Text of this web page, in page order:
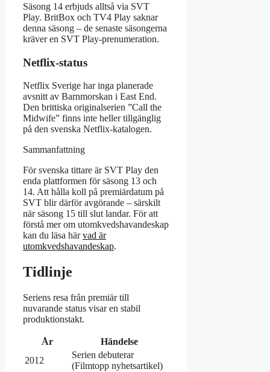
Säsong 14 erbjuds alltså via SVT
Play. BritBox och TV4 Play saknar
denna säsong – de senaste säsongerna
kräver en SVT Play-prenumeration.
Netflix-status
Netflix Sverige har inga planerade
avsnitt av Barnmorskan i East End.
Den brittiska originalserien ”Call the
Midwife” finns inte heller tillgänglig
på den svenska Netflix-katalogen.
Sammanfattning
För svenska tittare är SVT Play den
enda plattformen för säsong 13 och
14. Att hålla koll på premiärdatum på
SVT blir därför avgörande – särskilt
när säsong 15 till slut landar. För att
förstå mer om utomkvedshavandeskap
kan du läsa härvad är
utomkvedshavandeskap.
Tidlinje
Seriens resa från premiär till
nuvarande status visar en stabil
produktionstakt.
År
Händelse
2012
Serien debuterar
(Filmtopp nyhetsartikel)